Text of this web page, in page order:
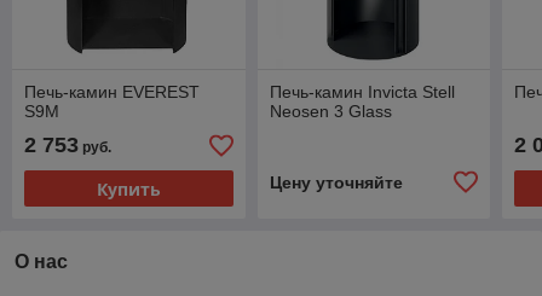
Печь-камин EVEREST
S9М
2 753 руб.
Купить
Печь-камин Invicta Stell
Neosen 3 Glass
Цену уточняйте
2
О нас